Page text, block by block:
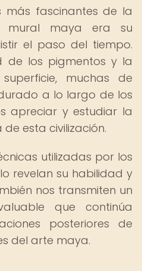
más fascinantes de la
mural maya era su
el paso del tiempo.
de los pigmentos y la
muchas de
a lo largo de los
apreciar y estudiar la
esta civilización.
utilizadas por los
revelan su habilidad y
nos transmiten un
que continúa
posteriores de
del arte maya.